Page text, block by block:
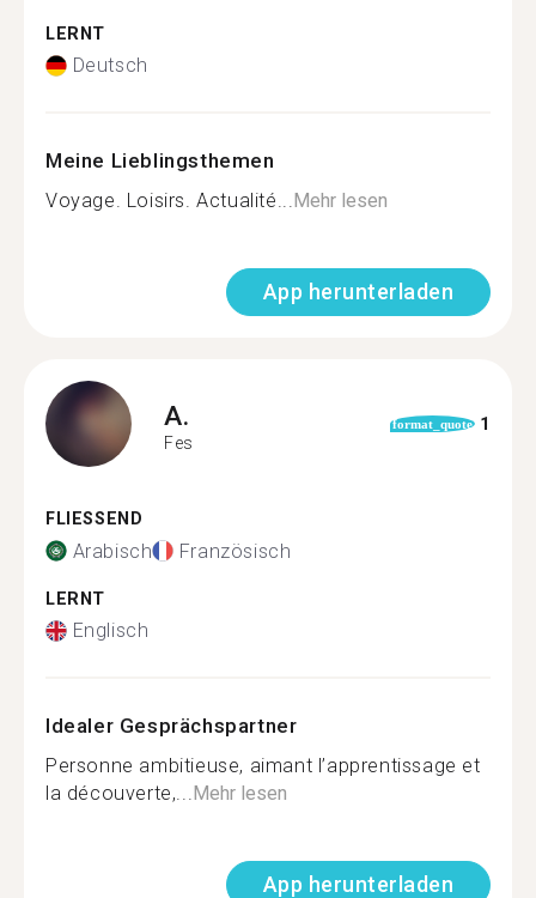
LERNT
Deutsch
Meine Lieblingsthemen
Voyage. Loisirs. Actualité...Mehr lesen
App herunterladen
A.
Fes
format_quote 1
FLIESSEND
Arabisch Französisch
LERNT
Englisch
Idealer Gesprächspartner
Personne ambitieuse, aimant l’apprentissage et
la découverte,...Mehr lesen
App herunterladen